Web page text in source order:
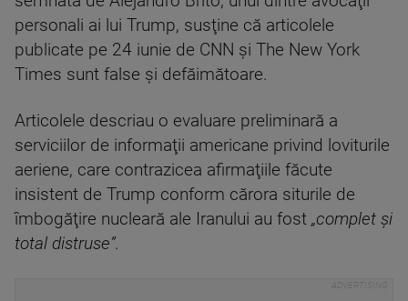
personali ai lui Trump, susţine că articolele
publicate pe 24 iunie de CNN şi The New York
Times sunt false şi defăimătoare.
Articolele descriau o evaluare preliminară a
serviciilor de informaţii americane privind loviturile
aeriene, care contrazicea afirmaţiile făcute
insistent de Trump conform cărora siturile de
îmbogăţire nucleară ale Iranului au fost „complet şi
total distruse”.